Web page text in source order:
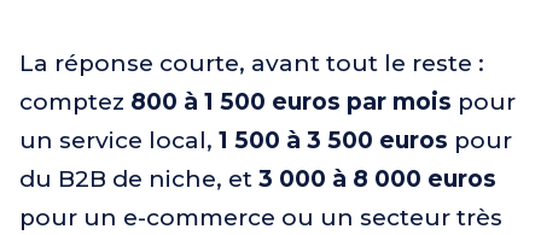
La réponse courte, avant tout le reste :
comptez 800 à 1 500 euros par mois pour
un service local, 1 500 à 3 500 euros pour
du B2B de niche, et 3 000 à 8 000 euros
pour un e-commerce ou un secteur très